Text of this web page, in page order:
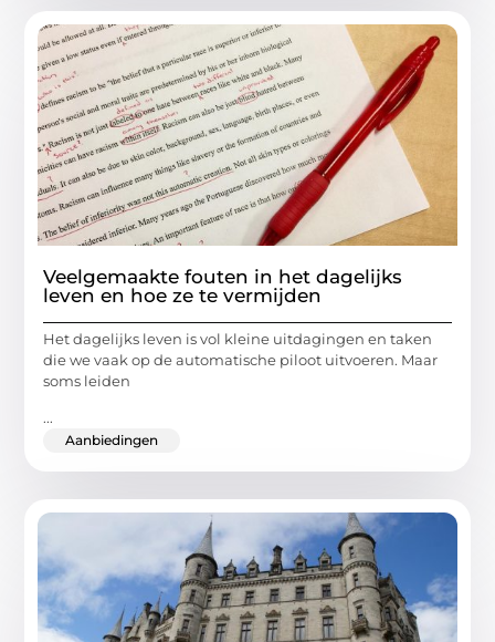
Veelgemaakte fouten in het dagelijks
leven en hoe ze te vermijden
Het dagelijks leven is vol kleine uitdagingen en taken
die we vaak op de automatische piloot uitvoeren. Maar
soms leiden
...
Aanbiedingen